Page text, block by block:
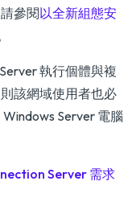
參閱以全新組態安
執行個體與複
該網域使用者也必
Server 電腦
Server 需求